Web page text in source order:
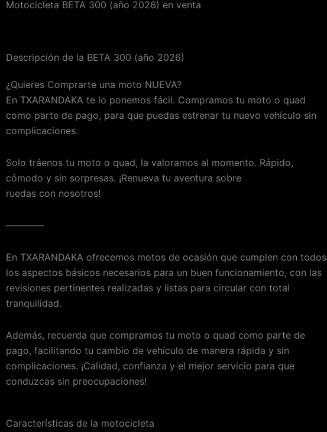
Motocicleta BETA 300 (año 2026) en venta
Descripción de la BETA 300 (año 2026)
¿Quieres Comprarte una moto NUEVA?
En TXARANDAKA te lo ponemos fácil. Compramos tu moto o quad
como parte de pago, para que puedas estrenar tu nuevo vehículo sin
complicaciones.
Solo tráenos tu moto o quad, la valoramos al momento. Rápido,
cómodo y sin sorpresas. ¡Renueva tu aventura sobre
ruedas con nosotros!
————
En TXARANDAKA ofrecemos motos de ocasión que cumplen con todos
los aspectos básicos necesarios para un buen funcionamiento, con las
revisiones pertinentes realizadas y listas para circular con total
tranquilidad.
Además, recuerda que compramos tu moto o quad como parte de
pago, facilitando tu cambio de vehículo de manera rápida y sin
complicaciones. ¡Calidad, confianza y el mejor servicio para que
conduzcas sin preocupaciones!
Características de la motocicleta